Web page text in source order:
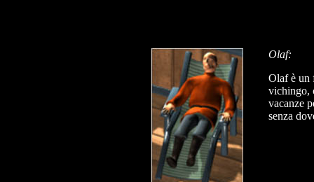
Olaf:
Olaf è un
vichingo,
vacanze
senza